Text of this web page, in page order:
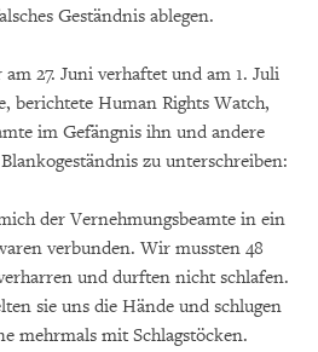
Geständnis ablegen.
27. Juni verhaftet und am 1. Juli
berichtete Human Rights Watch,
im Gefängnis ihn und andere
zu unterschreiben:
der Vernehmungsbeamte in ein
verbunden. Wir mussten 48
und durften nicht schlafen.
sie uns die Hände und schlugen
mehrmals mit Schlagstöcken.